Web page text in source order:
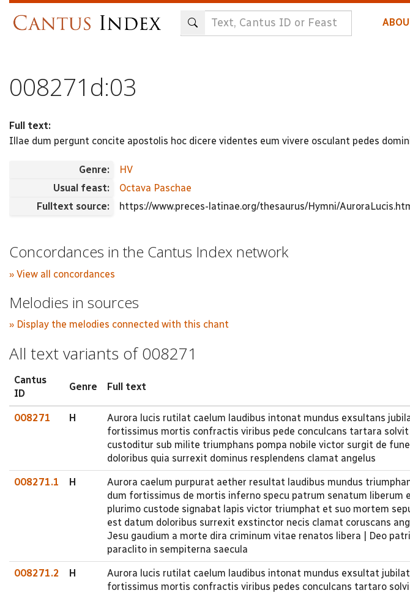
008271d:03
Full text:
Illae dum pergunt concite apostolis hoc dicere videntes eum vivere osculant pedes
Genre:
HV
Usual feast:
Octava Paschae
Fulltext source:
https://www.preces-latinae.org/thesaurus/Hymni/
Concordances in the Cantus Index network
» View all concordances
Melodies in sources
» Display the melodies connected with this chant
All text variants of 008271
Cantus
ID
Genre Full text
008271 H
Aurora lucis rutilat caelum laudibus intonat mundus exsultans
fortissimus mortis confractis viribus pede conculcans tartara
custoditur sub milite triumphans pompa nobile victor surgit de
doloribus quia surrexit dominus resplendens clamat angelus
008271.1 H
Aurora caelum purpurat aether resultat laudibus mundus
dum fortissimus de mortis inferno specu patrum senatum liberum
plurimo custode signabat lapis victor triumphat et suo mortem
est datum doloribus surrexit exstinctor necis clamat coruscans
Jesu gaudium a morte dira criminum vitae renatos libera | Deo
paraclito in sempiterna saecula
008271.2 H
Aurora lucis rutilat caelum laudibus intonat mundus exsultat
fortissimus mortis confractis viribus pedes conculcans tartaro